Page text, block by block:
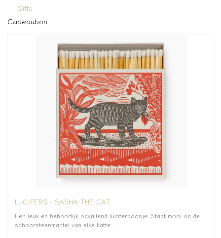
Gifts
Cadeaubon
LUCIFERS - SASHA THE CAT
Een leuk en behoorlijk opvallend luciferdoosje. Staat mooi op de
schoorsteenmantel van elke katte...